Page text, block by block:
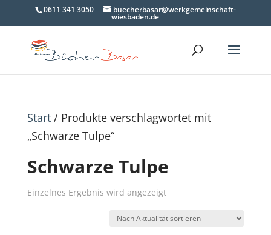
0611 341 3050 buecherbasar@werkgemeinschaft-
wiesbaden.de
Start/ Produkte verschlagwortet mit
„Schwarze Tulpe“
Schwarze Tulpe
Einzelnes Ergebnis wird angezeigt